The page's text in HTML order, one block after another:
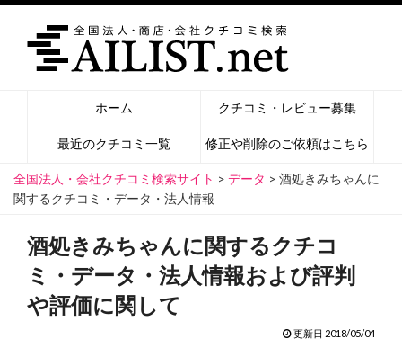
ホーム クチコミ・レビュー募集
最近のクチコミ一覧 修正や削除のご依頼はこちら
全国法人・会社クチコミ検索サイト > データ > 酒処きみちゃんに
関するクチコミ・データ・法人情報
酒処きみちゃんに関するクチコ
ミ・データ・法人情報および評判
や評価に関して
更新日 2018/05/04